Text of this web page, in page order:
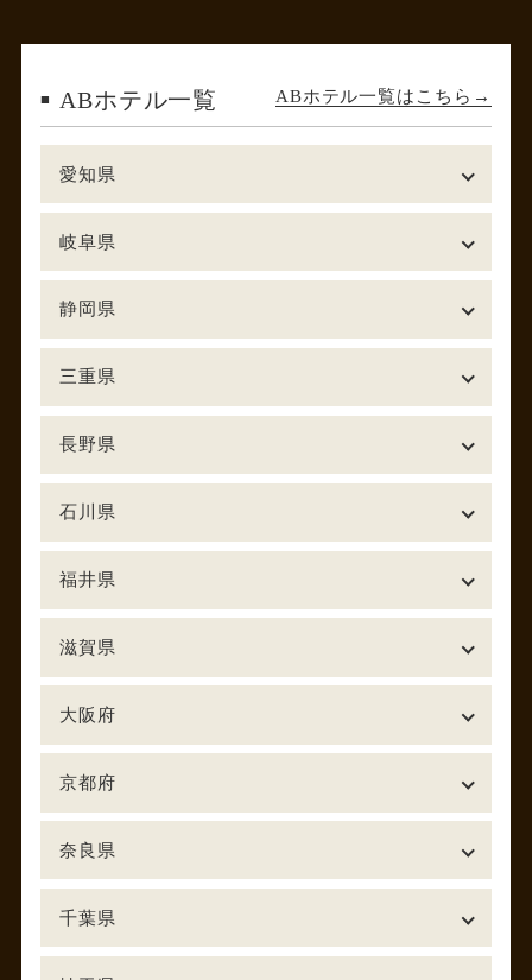
ABホテル一覧 ABホテル一覧はこちら
愛知県
岐阜県
静岡県
三重県
長野県
石川県
福井県
滋賀県
大阪府
京都府
奈良県
千葉県